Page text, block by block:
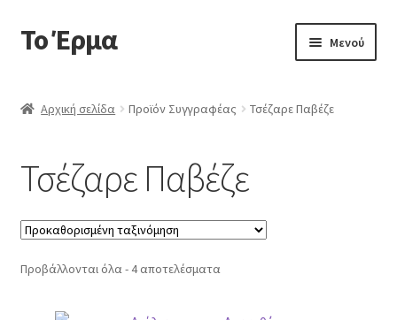
Απευθείας
μετάβαση
πλοήγηση
Μετάβαση
σε
Το Έρμα Μενού
Κατηγορίες Βιβλίων
Συχνές Ερωτήσεις
Επικοινωνία
Αρχική σελίδα Προϊόν Συγγραφέας Τσέζαρε Παβέζε
Τσέζαρε Παβέζε
Προβάλλονται όλα - 4 αποτελέσματα